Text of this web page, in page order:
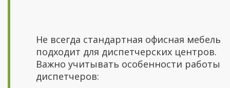
Не всегда стандартная офисная мебель
подходит для диспетчерских центров.
Важно учитывать особенности работы
диспетчеров: